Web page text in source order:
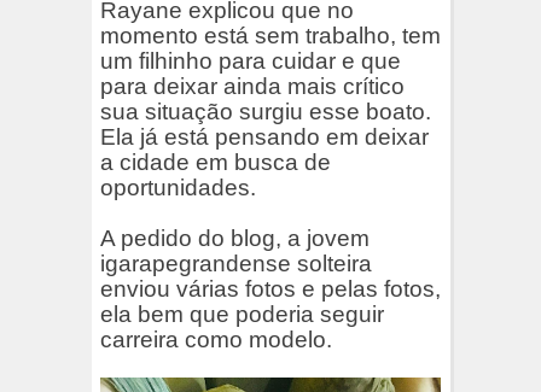
Rayane explicou que no
momento está sem trabalho, tem
um filhinho para cuidar e que
para deixar ainda mais crítico
sua situação surgiu esse boato.
Ela já está pensando em deixar
a cidade em busca de
oportunidades.
A pedido do blog, a jovem
igarapegrandense solteira
enviou várias fotos e pelas fotos,
ela bem que poderia seguir
carreira como modelo.